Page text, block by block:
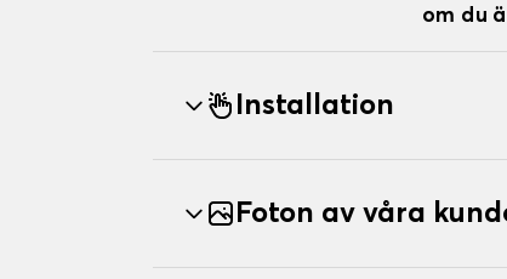
om du
Installation
Foton av våra